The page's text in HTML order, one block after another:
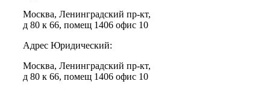
Москва, Ленинградский пр-кт,
д 80 к 66, помещ 1406 офис 10
Адрес Юридический:
Москва, Ленинградский пр-кт,
д 80 к 66, помещ 1406 офис 10